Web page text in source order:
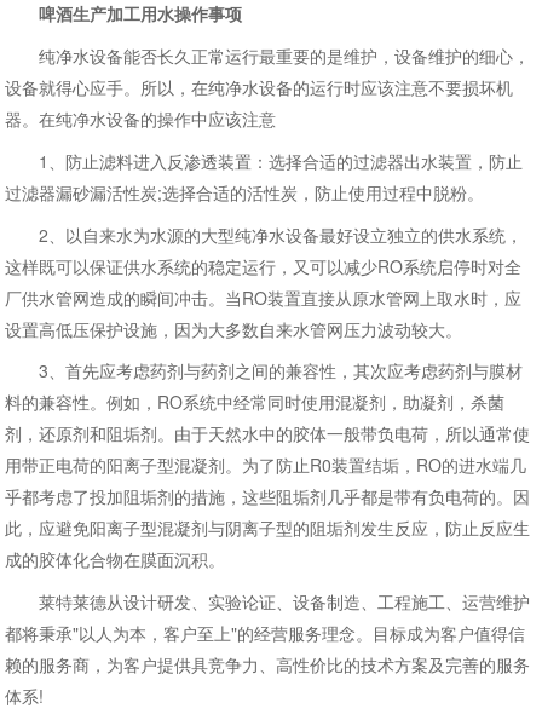
啤酒生产加工用水操作事项
纯净水设备能否长久正常运行最重要的是维护，设备维护的细心，
设备就得心应手。所以，在纯净水设备的运行时应该注意不要损坏机
器。在纯净水设备的操作中应该注意
1、防止滤料进入反渗透装置：选择合适的过滤器出水装置，防止
过滤器漏砂漏活性炭;选择合适的活性炭，防止使用过程中脱粉。
2、以自来水为水源的大型纯净水设备最好设立独立的供水系统，
这样既可以保证供水系统的稳定运行，又可以减少RO系统启停时对全
厂供水管网造成的瞬间冲击。当RO装置直接从原水管网上取水时，应
设置高低压保护设施，因为大多数自来水管网压力波动较大。
3、首先应考虑药剂与药剂之间的兼容性，其次应考虑药剂与膜材
料的兼容性。例如，RO系统中经常同时使用混凝剂，助凝剂，杀菌
剂，还原剂和阻垢剂。由于天然水中的胶体一般带负电荷，所以通常使
用带正电荷的阳离子型混凝剂。为了防止R0装置结垢，RO的进水端几
乎都考虑了投加阻垢剂的措施，这些阻垢剂几乎都是带有负电荷的。因
此，应避免阳离子型混凝剂与阴离子型的阻垢剂发生反应，防止反应生
成的胶体化合物在膜面沉积。
莱特莱德从设计研发、实验论证、设备制造、工程施工、运营维护
都将秉承"以人为本，客户至上"的经营服务理念。目标成为客户值得信
赖的服务商，为客户提供具竞争力、高性价比的技术方案及完善的服务
体系!